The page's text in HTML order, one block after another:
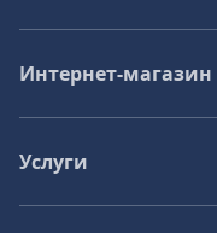
Интернет-магазин
Услуги